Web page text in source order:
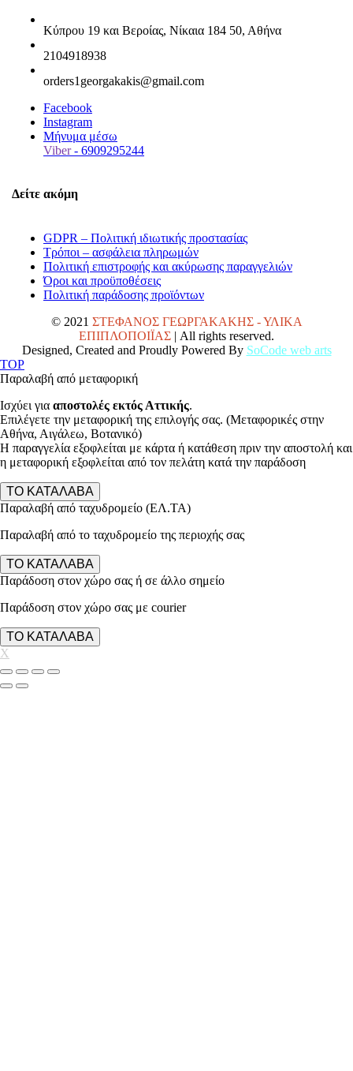
Κύπρου 19 και Βεροίας, Νίκαια 184 50, Αθήνα
2104918938
orders1georgakakis@gmail.com
Facebook
Instagram
Μήνυμα μέσω
Viber- 6909295244
Δείτε ακόμη
GDPR – Πολιτική ιδιωτικής προστασίας
Τρόποι – ασφάλεια πληρωμών
Πολιτική επιστροφής και ακύρωσης παραγγελιών
Όροι και προϋποθέσεις
Πολιτική παράδοσης προϊόντων
© 2021 ΣΤΕΦΑΝΟΣ ΓΕΩΡΓΑΚΑΚΗΣ - ΥΛΙΚΑ
ΕΠΙΠΛΟΠΟΙΪΑΣ | All rights reserved.
Designed, Created and Proudly Powered By SoCode web arts
TOP
Παραλαβή από μεταφορική
Ισχύει για αποστολές εκτός Αττικής.
Επιλέγετε την μεταφορική της επιλογής σας. (Μεταφορικές στην
Αθήνα, Αιγάλεω, Βοτανικό)
Η παραγγελία εξοφλείται με κάρτα ή κατάθεση πριν την αποστολή και
η μεταφορική εξοφλείται από τον πελάτη κατά την παράδοση
ΤΟ ΚΑΤΑΛΑΒΑ
Παραλαβή από ταχυδρομείο (ΕΛ.ΤΑ)
Παραλαβή από το ταχυδρομείο της περιοχής σας
ΤΟ ΚΑΤΑΛΑΒΑ
Παράδοση στον χώρο σας ή σε άλλο σημείο
Παράδοση στον χώρο σας με courier
ΤΟ ΚΑΤΑΛΑΒΑ
X